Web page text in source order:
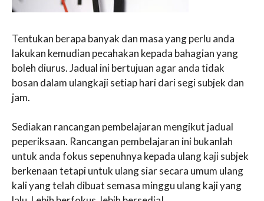
Tentukan berapa banyak dan masa yang perlu anda
lakukan kemudian pecahakan kepada bahagian yang
boleh diurus. Jadual ini bertujuan agar anda tidak
bosan dalam ulangkaji setiap hari dari segi subjek dan
jam.
Sediakan rancangan pembelajaran mengikut jadual
peperiksaan. Rancangan pembelajaran ini bukanlah
untuk anda fokus sepenuhnya kepada ulang kaji subjek
berkenaan tetapi untuk ulang siar secara umum ulang
kali yang telah dibuat semasa minggu ulang kaji yang